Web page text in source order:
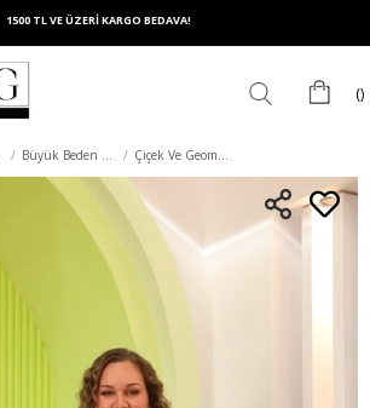
1500 TL VE ÜZERİ KARGO BEDAVA!
Büyük Beden Gömlek Çiçek Ve Geometrik Desenli Büyük Beden Siyah Saten Gömlek